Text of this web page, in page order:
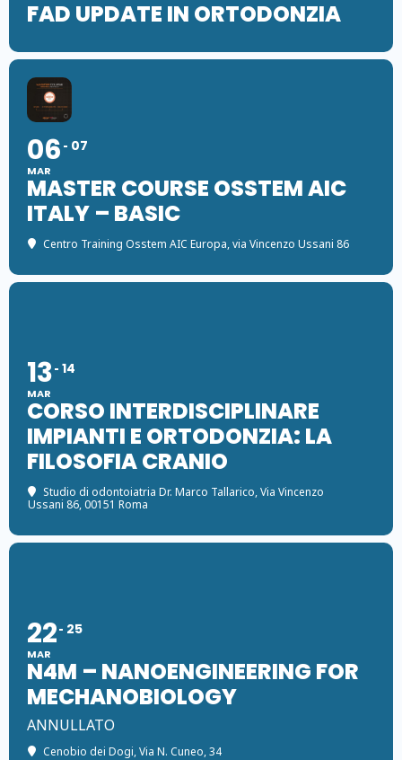
FAD UPDATE IN ORTODONZIA
06
MAR
07
MASTER COURSE OSSTEM AIC
ITALY – BASIC
Centro Training Osstem AIC Europa, via Vincenzo Ussani 86
13
MAR
14
CORSO INTERDISCIPLINARE
IMPIANTI E ORTODONZIA: LA
FILOSOFIA CRANIO
Studio di odontoiatria Dr. Marco Tallarico, Via Vincenzo
Ussani 86, 00151 Roma
22
MAR
25
N4M – NANOENGINEERING FOR
MECHANOBIOLOGY
ANNULLATO
Cenobio dei Dogi, Via N. Cuneo, 34